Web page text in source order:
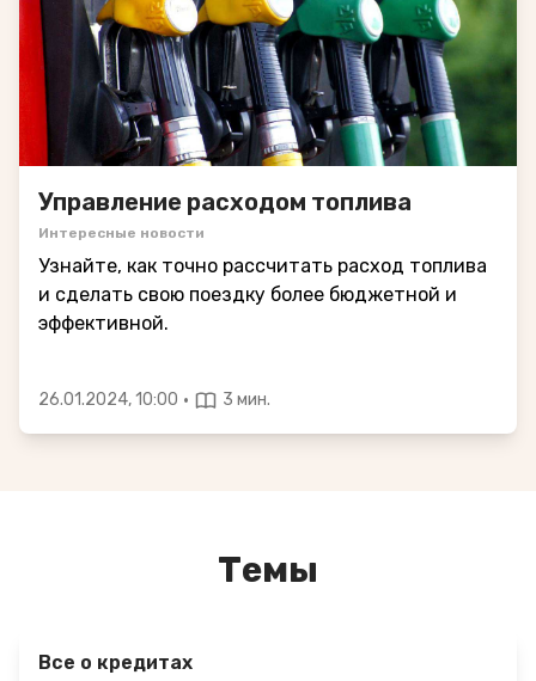
Управление расходом топлива
Интересные новости
Узнайте, как точно рассчитать расход топлива
и сделать свою поездку более бюджетной и
эффективной.
26.01.2024, 10:00 · 3 мин.
Темы
Все о кредитах